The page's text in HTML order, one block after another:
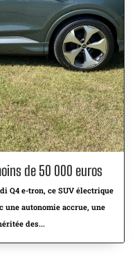
de 50 000 euros
Q4 e-tron, ce SUV électrique
une autonomie accrue, une
des...